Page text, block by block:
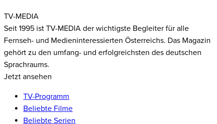
TV-MEDIA
Seit 1995 ist TV-MEDIA der wichtigste Begleiter für alle
Fernseh- und Medieninteressierten Österreichs. Das Magazin
gehört zu den umfang- und erfolgreichsten des deutschen
Sprachraums.
Jetzt ansehen
TV-Programm
Beliebte Filme
Beliebte Serien